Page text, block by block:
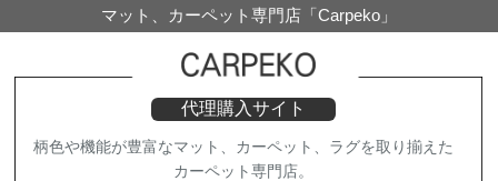
マット、カーペット専門店「Carpeko」
代理購入サイト
柄色や機能が豊富なマット、カーペット、ラグを取り揃えた
カーペット専門店。